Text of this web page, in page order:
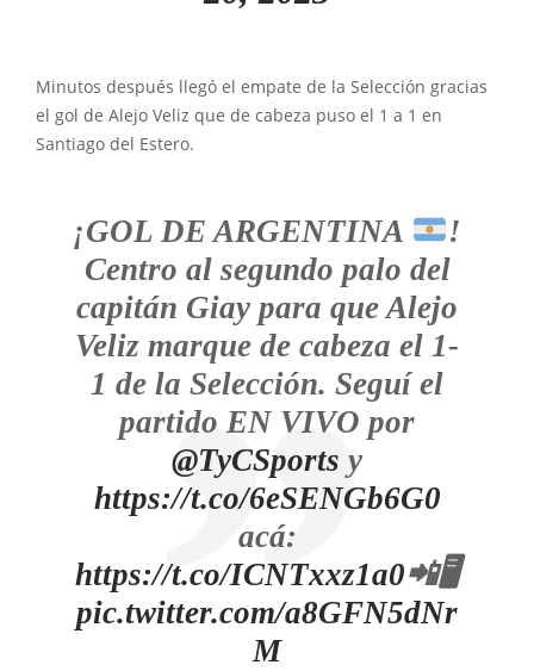
Minutos después llegó el empate de la Selección gracias
el gol de Alejo Veliz que de cabeza puso el 1 a 1 en
Santiago del Estero.
¡GOL DE ARGENTINA
!
Centro al segundo palo del
capitán Giay para que Alejo
Veliz marque de cabeza el 1-
1 de la Selección. Seguí el
partido EN VIVO por
@TyCSports y
https://t.co/6eSENGb6G0
acá:
https://t.co/ICNTxxz1a0📲🖥️
pic.twitter.com/a8GFN5dNr
M